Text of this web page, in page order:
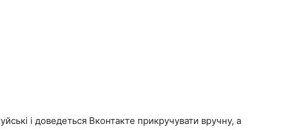
і доведеться Вконтакте прикручувати вручну, а